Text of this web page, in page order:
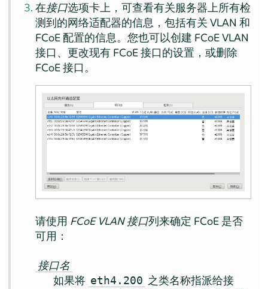
在接口选项卡上，可查看有关服务器上所有检
测到的网络适配器的信息，包括有关 VLAN 和
FCoE 配置的信息。您也可以创建 FCoE VLAN
接口、更改现有 FCoE 接口的设置，或删除
FCoE 接口。
请使用 FCoE VLAN 接口列来确定 FCoE 是否
可用：
接口名
如果将 eth4.200 之类名称指派给接